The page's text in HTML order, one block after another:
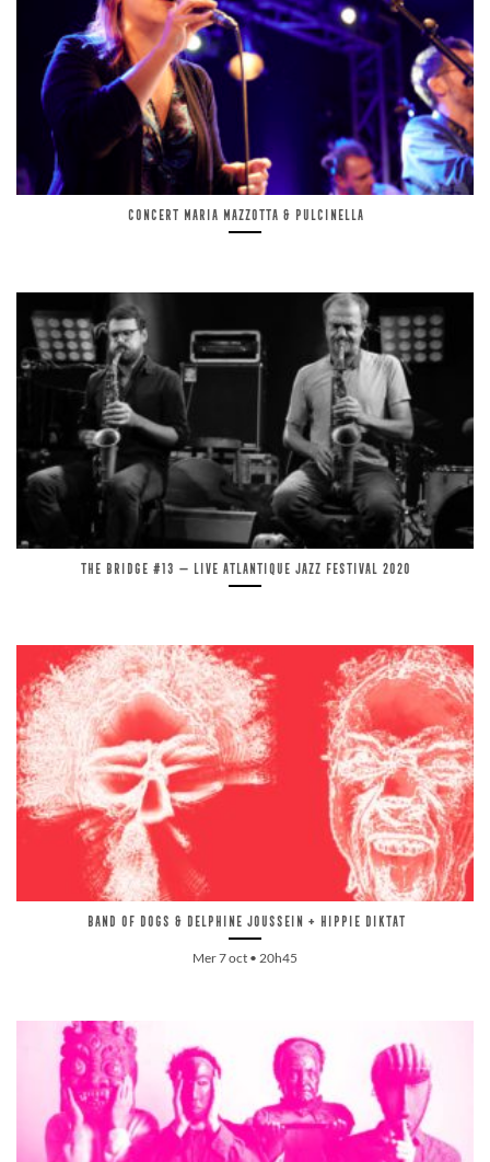
Concert Maria Mazzotta & Pulcinella
The Bridge #13 — Live Atlantique Jazz Festival 2020
Band of dogs & Delphine Joussein + Hippie Diktat
Mer 7 oct • 20h45